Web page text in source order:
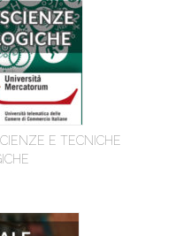
E TECNICHE